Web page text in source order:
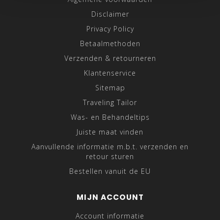
Disclaimer
Privacy Policy
Betaalmethoden
Verzenden & retourneren
Klantenservice
Sitemap
Traveling Tailor
Was- en Behandeltips
Juiste maat vinden
Aanvullende informatie m.b.t. verzenden en
retour sturen
Bestellen vanuit de EU
MIJN ACCOUNT
Account informatie